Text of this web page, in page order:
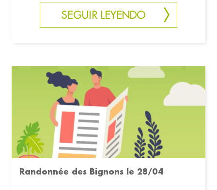
SEGUIR LEYENDO
Randonnée des Bignons le 28/04